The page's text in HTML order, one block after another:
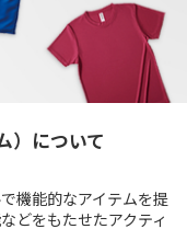
）について
機能的なアイテムを提
どをもたせたアクティ